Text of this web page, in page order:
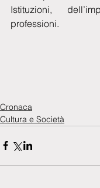
Istituzioni,
professioni.
Cronaca
Cultura e Società